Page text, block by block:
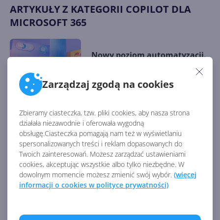
Zarządzaj zgodą na cookies
Zbieramy ciasteczka, tzw. pliki cookies, aby nasza strona
działała niezawodnie i oferowała wygodną
obsługę.Ciasteczka pomagają nam też w wyświetlaniu
spersonalizowanych treści i reklam dopasowanych do
Twoich zainteresowań. Możesz zarządzać ustawieniami
cookies, akceptując wszystkie albo tylko niezbędne. W
dowolnym momencie możesz zmienić swój wybór. (więcej
informacji o cookies w polityce prywatności)
ARTYKUŁY Z KATEGORII COPILOT DLA
MICROSOFT 365
Nowy poziom automatyzacji.
Od autora do orkiestratora.
Copilot Cowork zmieni twoją
pracę
Największe badanie
użytkowników Copilota w